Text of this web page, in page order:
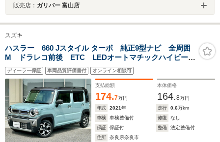
販売店： ガリバー 富山店
スズキ
ハスラー 660 Jスタイル ターボ 純正9型ナビ 全周囲
M ドラレコ前後 ETC LEDオートマチックハイビー
ム 前席シートヒータ レーダークルコン パドルシフ
ト スマートキー 衝突被害軽減ブレーキ 踏み間違い
防止 障害物センサ
ディーラー保証 車両品質評価書付 オンライン相談可
支払総額
174.7万円
本体価格
164.8万円
年式
2021年 走行 0.6万km
車検
車検整備付 修復
なし
保証
保証付 整備
法定整備付
住所
奈良県奈良市